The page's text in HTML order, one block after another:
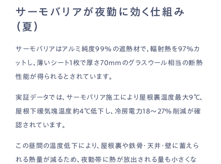
サーモバリアが夜勤に効く仕組み
（夏）
サーモバリアはアルミ純度99％の遮熱材で、輻射熱を97％カ
ットし、薄いシート1枚で厚さ70mmのグラスウール相当の断熱
性能が得られるとされています。
実証データでは、サーモバリア施工により屋根裏温度最大9℃、
屋根下暖気塊温度約4℃低下し、冷房電力18〜27％削減が確
認されています。
この昼間の温度低下により、屋根裏や鉄骨・天井・壁に蓄えら
れる熱量が減るため、夜勤帯に熱が放出される量も小さくな